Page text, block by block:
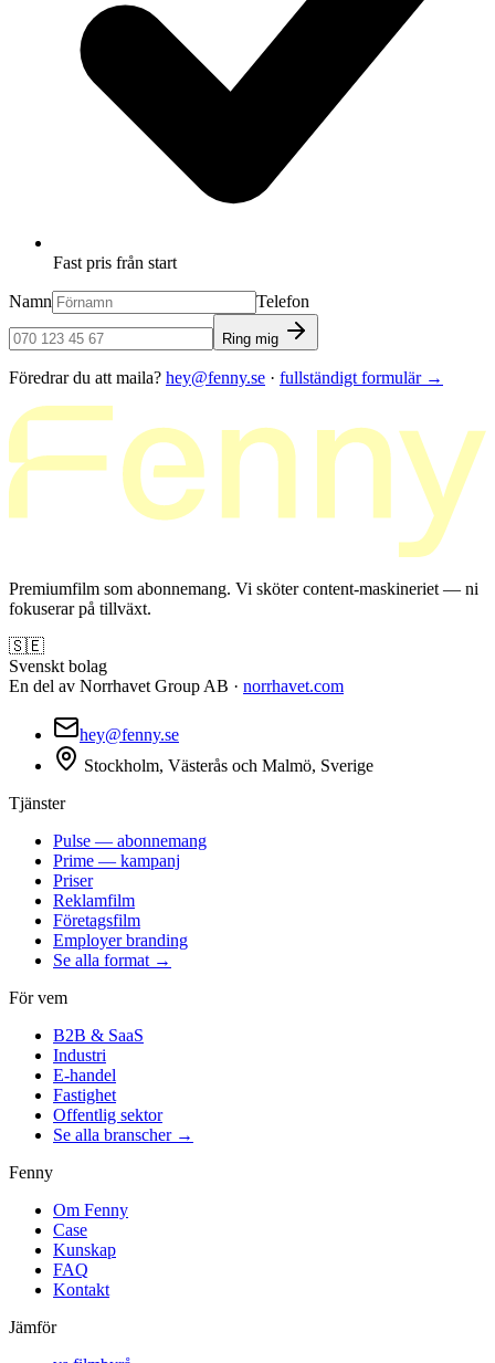
Fast pris från start
Namn Telefon
Ring mig
Föredrar du att maila? hey@fenny.se · fullständigt formulär→
Premiumfilm som abonnemang. Vi sköter content-maskineriet — ni
fokuserar på tillväxt.
🇸🇪
Svenskt bolag
En del av Norrhavet Group AB · norrhavet.com
hey@fenny.se
Stockholm, Västerås och Malmö, Sverige
Tjänster
Pulse — abonnemang
Prime — kampanj
Priser
Reklamfilm
Företagsfilm
Employer branding
Se alla format →
För vem
B2B & SaaS
Industri
E-handel
Fastighet
Offentlig sektor
Se alla branscher →
Fenny
Om Fenny
Case
Kunskap
FAQ
Kontakt
Jämför